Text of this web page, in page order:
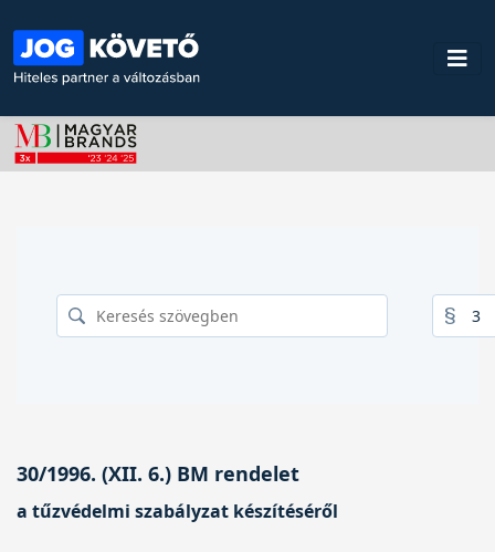
30/1996. (XII. 6.) BM rendelet
a tűzvédelmi szabályzat készítéséről